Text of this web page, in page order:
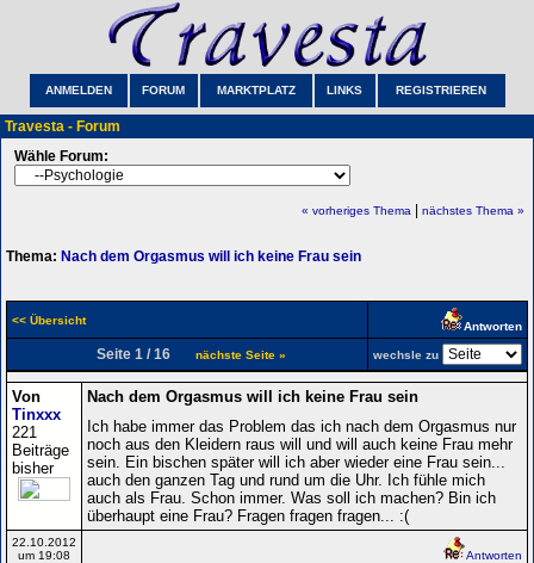
ANMELDEN FORUM MARKTPLATZ LINKS REGISTRIEREN
Travesta - Forum
Wähle Forum:
« vorheriges Thema nächstes Thema »
Thema: Nach dem Orgasmus will ich keine Frau sein
<< Übersicht Antworten
Seite 1 / 16 nächste Seite » wechsle zu
Von
Tinxxx
221
Beiträge
bisher
Nach dem Orgasmus will ich keine Frau sein
Ich habe immer das Problem das ich nach dem Orgasmus nur
noch aus den Kleidern raus will und will auch keine Frau mehr
sein. Ein bischen später will ich aber wieder eine Frau sein...
auch den ganzen Tag und rund um die Uhr. Ich fühle mich
auch als Frau. Schon immer. Was soll ich machen? Bin ich
überhaupt eine Frau? Fragen fragen fragen... :(
22.10.2012
um 19:08
Antworten